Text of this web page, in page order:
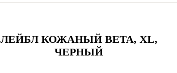
ЛЕЙБЛ КОЖАНЫЙ BETA, XL,
ЧЕРНЫЙ